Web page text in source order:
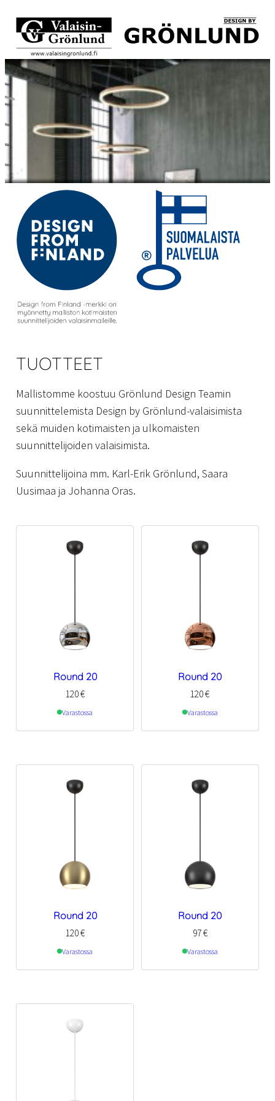
TUOTTEET
Mallistomme koostuu Grönlund Design Teamin
suunnittelemista Design by Grönlund-valaisimista
sekä muiden kotimaisten ja ulkomaisten
suunnittelijoiden valaisimista.
Suunnittelijoina mm. Karl-Erik Grönlund, Saara
Uusimaa ja Johanna Oras.
Round 20
120€
Varastossa
Round 20
120€
Varastossa
Round 20
120€
Varastossa
Round 20
97€
Varastossa